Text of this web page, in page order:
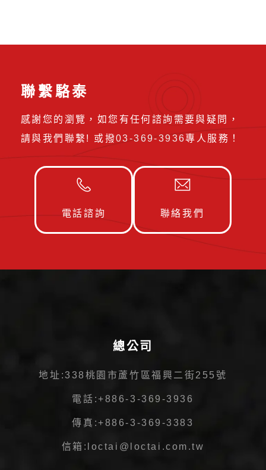
聯繫駱泰
感謝您的瀏覽，如您有任何諮詢需要與疑問，
請與我們聯繫! 或撥03-369-3936專人服務！
電話諮詢 聯絡我們
總公司
地址:338桃園市蘆竹區福興二街255號
電話:+886-3-369-3936
傳真:+886-3-369-3383
信箱: loctai@loctai.com.tw